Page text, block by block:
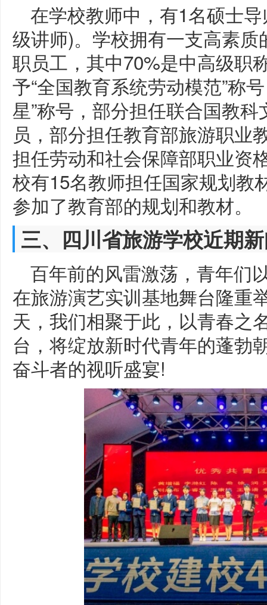
在学校教师中，有1名硕士
级讲师)。学校拥有一支高素
职员工，其中70%是中高级职
予“全国教育系统劳动模范”称
星”称号，部分担任联合国教
员，部分担任教育部旅游职业
担任劳动和社会保障部职业资
校有15名教师担任国家规划教
参加了教育部的规划和教材。
三、四川省旅游学校近期
百年前的风雷激荡，青年们
在旅游演艺实训基地舞台隆重
天，我们相聚于此，以青春之
台，将绽放新时代青年的蓬勃
奋斗者的视听盛宴!